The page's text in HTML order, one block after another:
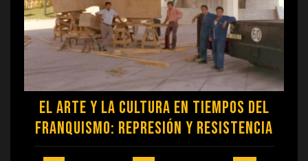
El arte y la cultura en tiempos del
franquismo: represión y resistencia